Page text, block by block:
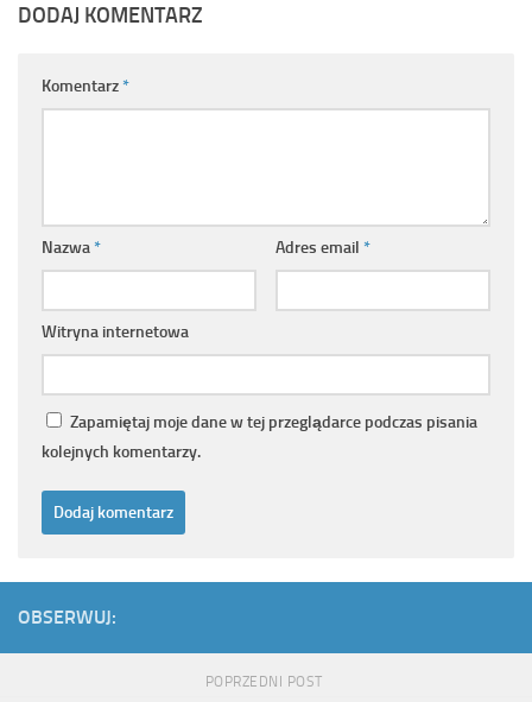
DODAJ KOMENTARZ
Komentarz*
Nazwa* Adres email *
Witryna internetowa
Zapamiętaj moje dane w tej przeglądarce podczas pisania
kolejnych komentarzy.
OBSERWUJ:
POPRZEDNI POST